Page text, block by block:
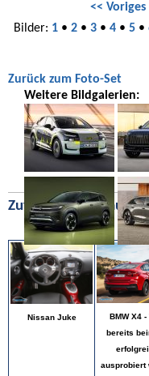
<<
Bilder: 1• 2• 3• 4• 5•
Zurück zum Foto-Set
Weitere Bildgalerien:
Zufällige Bilder aus
Nissan Juke
BMW X4 -
bereits
ausprobiert